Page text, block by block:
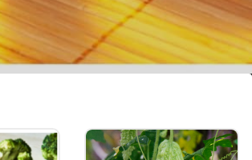
পেটের সমস্যা কমাতে সাহায্য